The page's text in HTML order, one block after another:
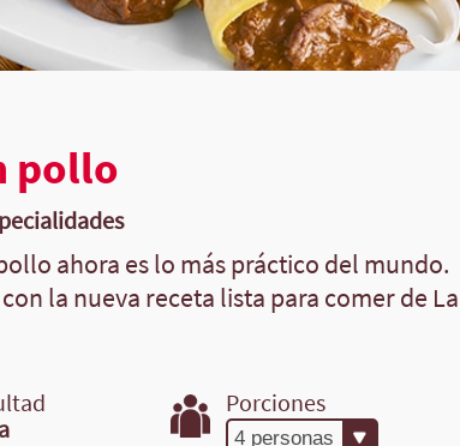
pollo
ahora es lo más práctico del mundo.
la nueva receta lista para comer de La
Porciones